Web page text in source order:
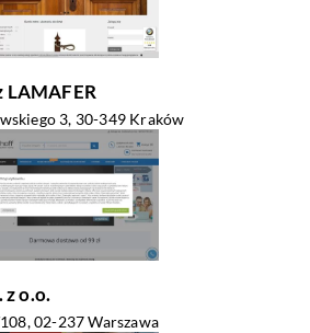
LAMAFER
3, 30-349 Kraków
z o.o.
02-237 Warszawa